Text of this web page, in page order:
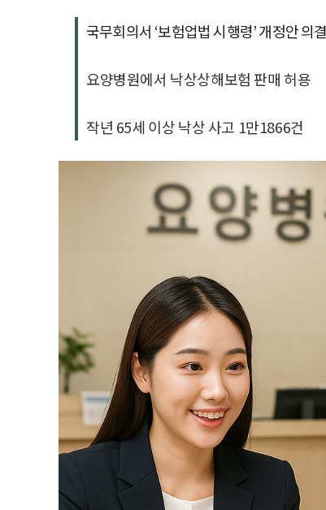
국무회의서 ‘보험업법 시행령’ 개정안 의결
요양병원에서 낙상상해보험 판매 허용
작년 65세 이상 낙상 사고 1만1866건